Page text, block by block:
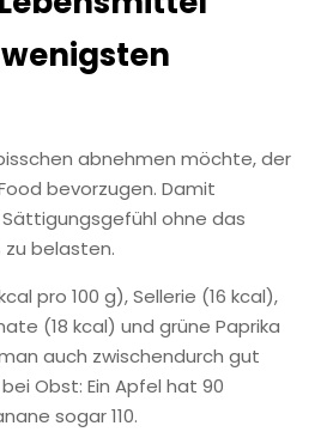
abnehmen möchte, der
bevorzugen. Damit
ohne das
belasten.
pro 100 g), Sellerie (16 kcal),
(18 kcal) und grüne Paprika
auch zwischendurch gut
Obst: Ein Apfel hat 90
sogar 110.